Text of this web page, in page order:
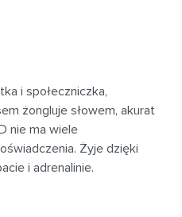
i społeczniczka,
żongluje słowem, akurat
nie ma wiele
Żyje dzięki
i adrenalinie.